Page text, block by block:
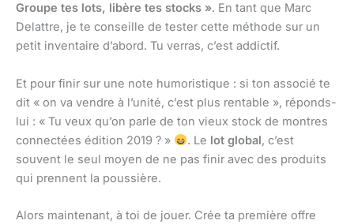
Groupe tes lots, libère tes stocks ». En tant que Marc
Delattre, je te conseille de tester cette méthode sur un
petit inventaire d’abord. Tu verras, c’est addictif.
Et pour finir sur une note humoristique : si ton associé te
dit « on va vendre à l’unité, c’est plus rentable », réponds-
lui : « Tu veux qu’on parle de ton vieux stock de montres
connectées édition 2019 ? »
. Le lot global, c’est
souvent le seul moyen de ne pas finir avec des produits
qui prennent la poussière.
Alors maintenant, à toi de jouer. Crée ta première offre